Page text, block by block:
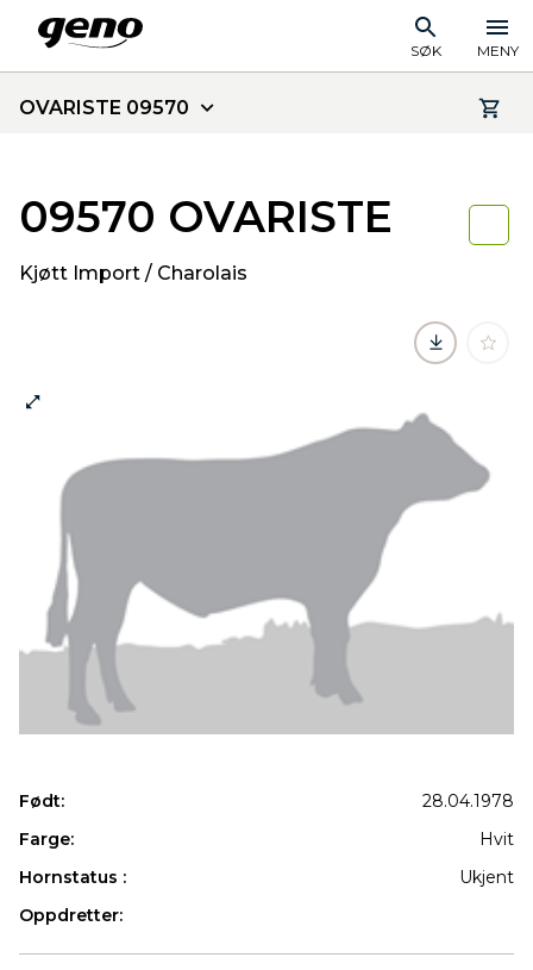
SØK MENY
OVARISTE 09570
09570 OVARISTE
Kjøtt Import / Charolais
Født:
28.04.1978
Farge:
Hvit
Hornstatus :
Ukjent
Oppdretter: